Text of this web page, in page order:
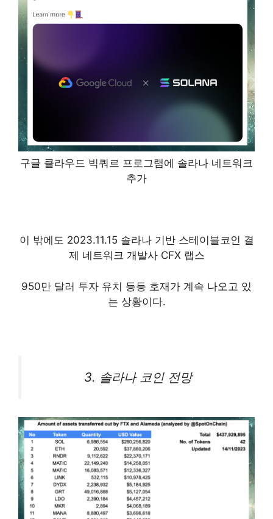
구글 클라우드 빅쿼르 프로그램에 솔라나 네트워크
추가
이 밖에도 2023.11.15 솔라나 기반 스테이블코인 결
제 네트워크 개발사 CFX 랩스
950만 달러 투자 유치 등등 호재가 계속 나오고 있
는 상황이다.
3. 솔라나 코인 전망